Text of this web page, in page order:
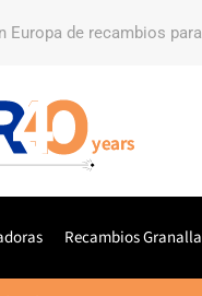
Europa de recambios
Recambios